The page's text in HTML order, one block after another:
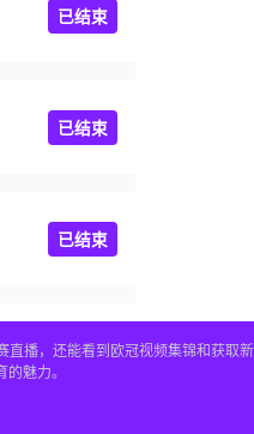
已结束
已结束
已结束
播，还能看到欧冠视频集锦和获取
魅力。